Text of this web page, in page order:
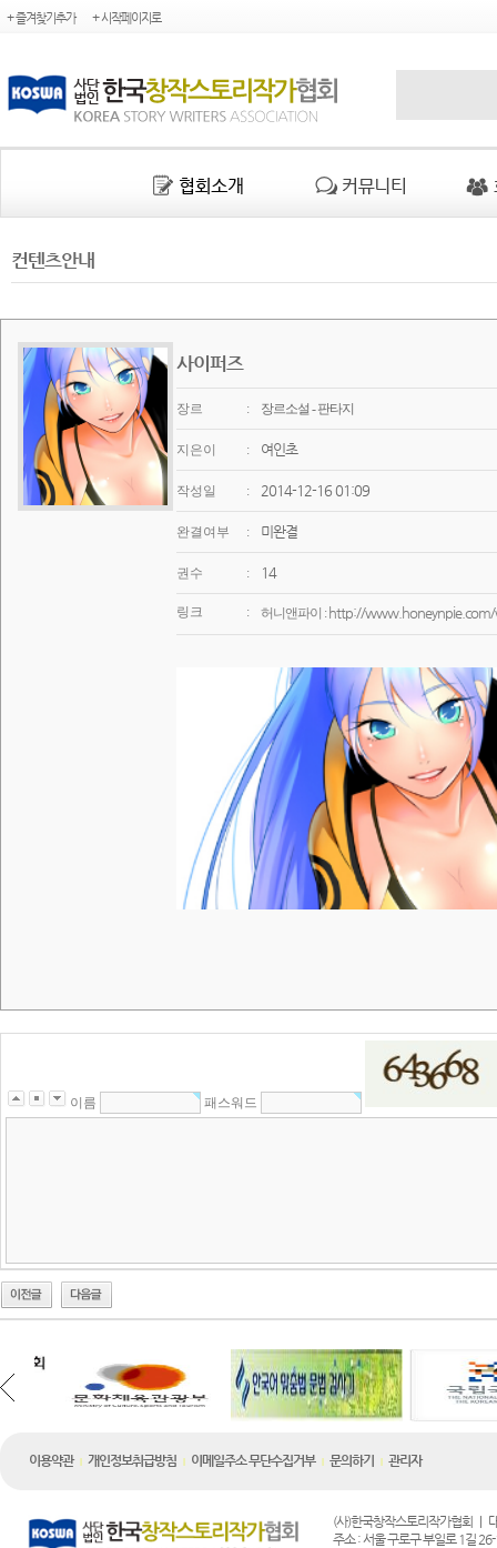
+ 즐겨찾기추가 + 시작페이지로
컨텐츠안내
사이퍼즈
장르 : 장르소설 - 판타지
지은이 : 여인초
작성일 : 2014-12-16 01:09
완결여부 : 미완결
권수 : 14
링크 : 허니앤파이 : http://
이름 패스워드
이용약관 개인정보취급방침 이메일주소 무단수집거부 문의하기 관리자
(사)한국창작스토리작가협회 |
주소 : 서울 구로구 부일로 1길